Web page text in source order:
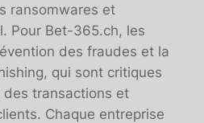
ransomwares et
Pour Bet-365.ch, les
des fraudes et la
qui sont critiques
transactions et
Chaque entreprise